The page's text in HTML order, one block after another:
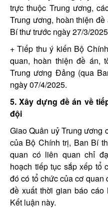
trực thuộc Trung ương,
Trung ương, hoàn thiện
Bí thư trước ngày 27/3/
+ Tiếp thu ý kiến Bộ
quan, hoàn thiện đề án,
Trung ương Đảng (qua
ngày 07/4/2025.
5. Xây dựng đề án về
đội
Giao Quân uỷ Trung ương
của Bộ Chính trị, Ban Bí
quan có liên quan chỉ
hoạch tiếp tục sắp xếp tổ
đó có tổ chức của cơ quan
đề xuất thời gian báo
Kết luận này.